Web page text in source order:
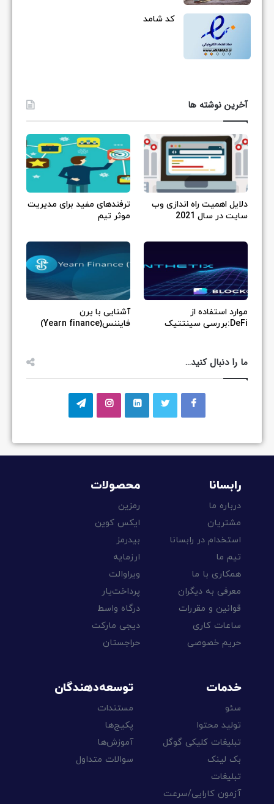
کد شامد
آخرین نوشته ها
دلایل اهمیت راه اندازی وب
سایت در سال 2021
ترفندهای مفید برای مدیریت
موثر تیم
موارد استفاده از
DeFi:بررسی سینتتیک
آشنایی با یرن
فایننس(Yearn finance)
ما را دنبال کنید…
رابسانا
درباره ما
مشتریان
استخدام در رابسانا
تیم ما
همکاری با ما
معرفی به دیگران
قوانین و مقررات
ساعات کاری
حریم خصوصی
محصولات
رمزین
ایکس کوین
بیدرمز
ارزمایه
ویراوالت
پرداخت‌یار
درگاه واسط
دیجی مارکت
حراجستان
خدمات
سئو
تولید محتوا
تبلیغات کلیکی گوگل
بک لینک
تبلیغات
آزمون کارایی/سرعت
توسعه‌دهندگان
مستندات
پکیج‌ها
آموزش‌ها
سوالات متداول